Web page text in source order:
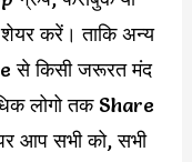
करें। ताकि अन्य
से किसी जरूरत मंद
लोगो तक Share
आप सभी को, सभी